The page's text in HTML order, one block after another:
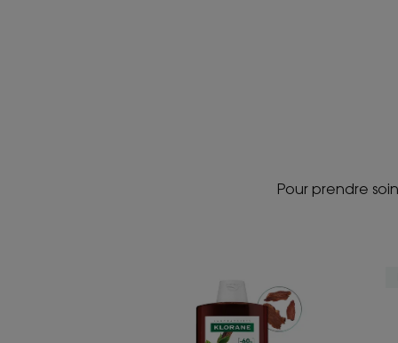
Pour prendre
Shampoing
fortifiant
et